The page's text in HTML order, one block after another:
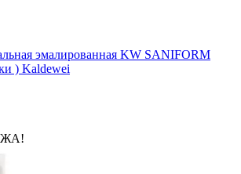
эмалированная KW SANIFORM
) Kaldewei